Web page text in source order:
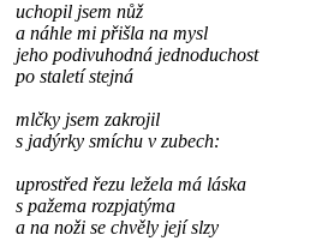
uchopil jsem nůž
a náhle mi přišla na mysl
jeho podivuhodná jednoduchost
po staletí stejná
mlčky jsem zakrojil
s jadýrky smíchu v zubech:
uprostřed řezu ležela má láska
s pažema rozpjatýma
a na noži se chvěly její slzy